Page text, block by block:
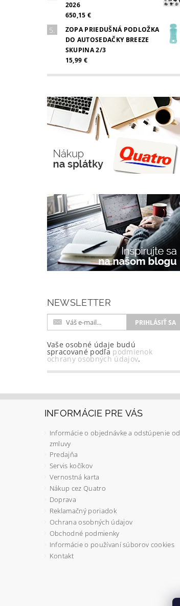
2026
650,15 €
ZOPA PRIEDUŠNÁ PODLOŽKA
DO AUTOSEDAČKY BREEZE
SKUPINA 2/3
15,99 €
NEWSLETTER
Vaše osobné údaje budú
spracované podľa podmienok
ochrany osobných údajov.
INFORMÁCIE PRE VÁS
Informácie o objednávke a odstúpenie od
zmluvy
Predajňa
Servis kočíkov
Vernostná karta
Nákup cez Quatro
Doprava
Reklamačný poriadok
Ochrana osobných údajov
Obchodné podmienky
Informácie o používaní súborov cookies
Kontakt